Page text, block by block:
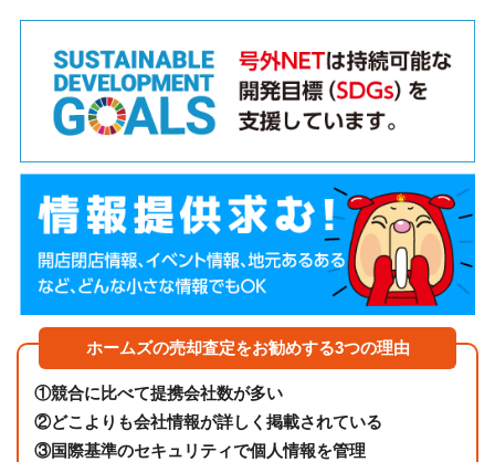
ホームズの売却査定をお勧めする3つの理由
①競合に比べて提携会社数が多い
②どこよりも会社情報が詳しく掲載されている
③国際基準のセキュリティで個人情報を管理